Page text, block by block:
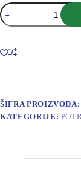
ŽICA
ZA
VARENJE
2.4
TIG
količina
ŠIFRA
KATEGORIJE: